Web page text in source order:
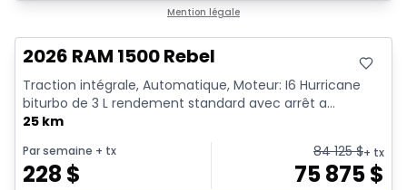
Mention légale
2026 RAM 1500 Rebel
Traction intégrale, Automatique, Moteur: I6 Hurricane
biturbo de 3 L rendement standard avec arrêt a...
25 km
Par semaine + tx
228 $
84 125$+ tx
75 875$